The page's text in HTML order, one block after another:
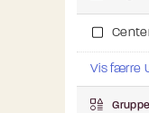
Vis færre